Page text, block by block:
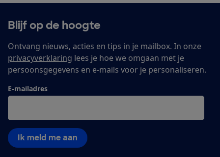
Blijf op de hoogte
Ontvang nieuws, acties en tips in je mailbox. In onze
privacyverklaring lees je hoe we omgaan met je
persoonsgegevens en e-mails voor je personaliseren.
E-mailadres
Ik meld me aan